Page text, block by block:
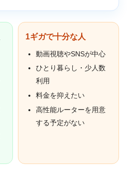
1ギガで十分な人
動画視聴やSNSが中心
ひとり暮らし・少人数
利用
料金を抑えたい
高性能ルーターを用意
する予定がない